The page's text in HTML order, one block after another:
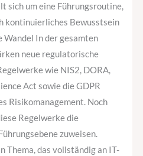
sich um eine Führungsroutine,
kontinuierliches Bewusstsein
In der gesamten
neue regulatorische
wie NIS2, DORA,
Act sowie die GDPR
Risikomanagement. Noch
Regelwerke die
zuweisen.
Thema, das vollständig an IT-